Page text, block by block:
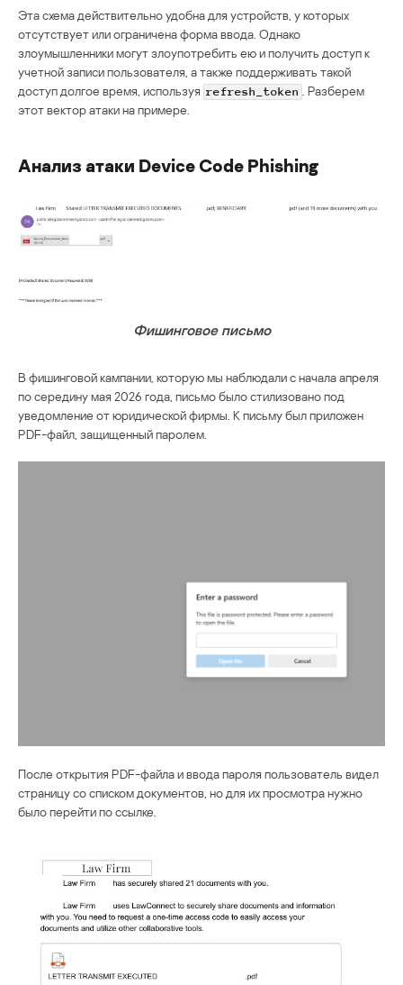
Эта схема действительно удобна для устройств, у которых
отсутствует или ограничена форма ввода. Однако
злоумышленники могут злоупотребить ею и получить доступ к
учетной записи пользователя, а также поддерживать такой
доступ долгое время, используя refresh_token
. Разберем
этот вектор атаки на примере.
Анализ атаки Device Code Phishing
Фишинговое письмо
В фишинговой кампании, которую мы наблюдали с начала апреля
по середину мая 2026 года, письмо было стилизовано под
уведомление от юридической фирмы. К письму был приложен
PDF-файл, защищенный паролем.
После открытия PDF-файла и ввода пароля пользователь видел
страницу со списком документов, но для их просмотра нужно
было перейти по ссылке.